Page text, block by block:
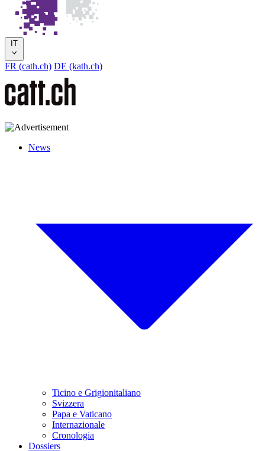
IT
FR (cath.ch) DE (kath.ch)
News
Ticino e Grigionitaliano
Svizzera
Papa e Vaticano
Internazionale
Cronologia
Dossiers